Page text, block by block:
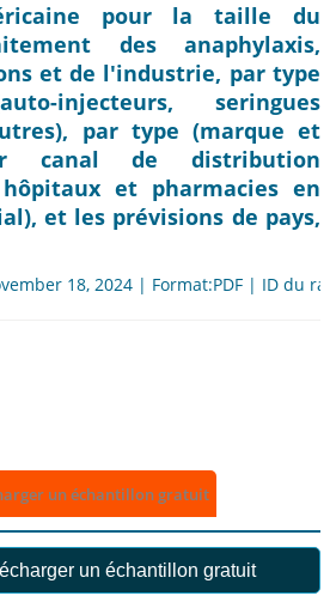
pour la taille du
des anaphylaxis,
et de l'industrie, par type
injecteurs, seringues
par type (marque et
canal de distribution
et pharmacies en
et les prévisions de pays,
18, 2024 | Format:PDF | ID du
un échantillon gratuit
un échantillon gratuit